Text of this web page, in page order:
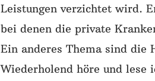
Leistungen verzichtet wird.
bei denen die private
Ein anderes Thema sind
Wiederholend höre und lese